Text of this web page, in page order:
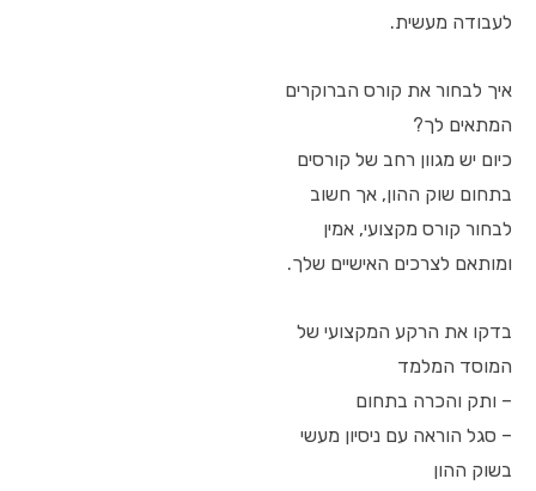
לעבודה מעשית.
איך לבחור את קורס הברוקרים
המתאים לך?
כיום יש מגוון רחב של קורסים
בתחום שוק ההון, אך חשוב
לבחור קורס מקצועי, אמין
ומותאם לצרכים האישיים שלך.
בדקו את הרקע המקצועי של
המוסד המלמד
– ותק והכרה בתחום
– סגל הוראה עם ניסיון מעשי
בשוק ההון